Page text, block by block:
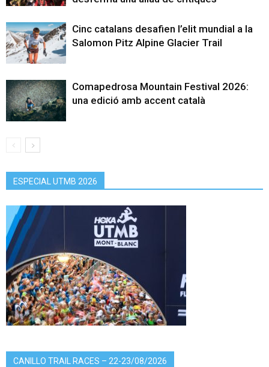
Cinc catalans desafien l’elit mundial a la
Salomon Pitz Alpine Glacier Trail
Comapedrosa Mountain Festival 2026:
una edició amb accent català
ESPECIAL UTMB 2026
CANILLO TRAIL RACES – 22-23/08/2026